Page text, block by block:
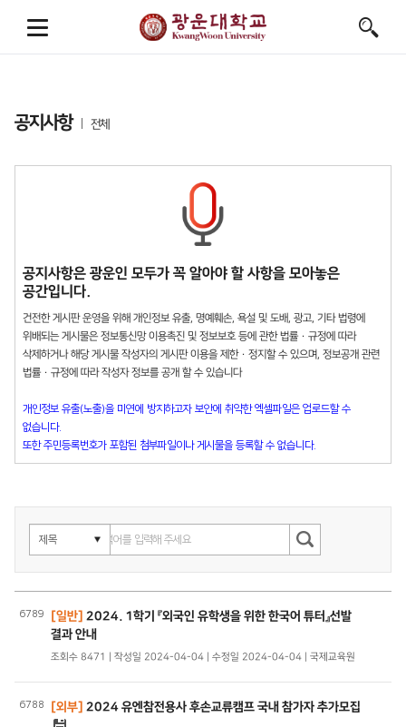
공지사항 전체
공지사항은 광운인 모두가 꼭 알아야 할 사항을 모아놓은
공간입니다.
건전한 게시판 운영을 위해 개인정보 유출, 명예훼손, 욕설 및 도배, 광고, 기타 법령에
위배되는 게시물은 정보통신망 이용촉진 및 정보보호 등에 관한 법률 · 규정에 따라
삭제하거나 해당 게시물 작성자의 게시판 이용을 제한 · 정지할 수 있으며, 정보공개 관련
법률 · 규정에 따라 작성자 정보를 공개 할 수 있습니다
개인정보 유출(노출)을 미연에 방지하고자 보안에 취약한 엑셀파일은 업로드할 수
없습니다.
또한 주민등록번호가 포함된 첨부파일이나 게시물을 등록할 수 없습니다.
6789 [일반] 2024. 1학기 『외국인 유학생을 위한 한국어 튜터』선발
결과 안내
조회수 8471 | 작성일 2024-04-04 | 수정일 2024-04-04 | 국제교육원
6788 [외부] 2024 유엔참전용사 후손교류캠프 국내 참가자 추가모집